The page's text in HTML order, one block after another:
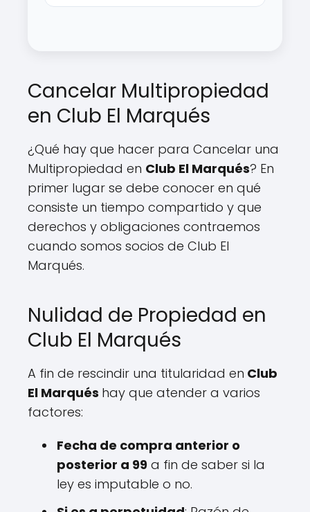
Cancelar Multipropiedad
en Club El Marqués
¿Qué hay que hacer para Cancelar una
Multipropiedad en Club El Marqués? En
primer lugar se debe conocer en qué
consiste un tiempo compartido y que
derechos y obligaciones contraemos
cuando somos socios de Club El
Marqués.
Nulidad de Propiedad en
Club El Marqués
A fin de rescindir una titularidad en Club
El Marqués hay que atender a varios
factores:
Fecha de compra anterior o
posterior a 99 a fin de saber si la
ley es imputable o no.